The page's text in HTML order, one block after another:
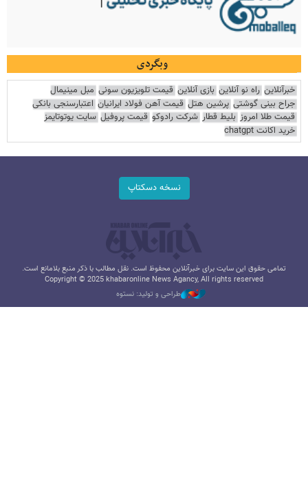
وبگردی
خبرآنلاین راه نو آنلاین بازی آنلاین قیمت تلویزیون سونی مبل مینیمال
جراح بینی گوشتی پرشین هتل قیمت آهن فولاد ایرانیان اعتبارسنجی بانکی
قیمت طلا امروز بلیط قطار شرکت رادوکو قیمت پروفیل سایت یوتوتایمز
خرید اکانت chatgpt
نسخه دسکتاپ
تمامی حقوق این سایت برای خبرآنلاین محفوظ است. نقل مطالب با ذکر منبع بلامانع است.
Copyright © 2025 khabaronline News Agancy, All rights reserved
طراحی و تولید: نستوه